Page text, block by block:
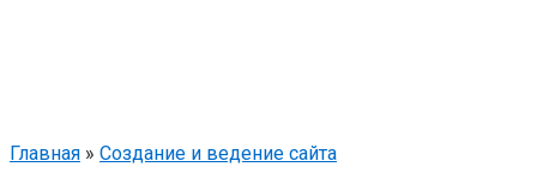
Главная » Создание и ведение сайта